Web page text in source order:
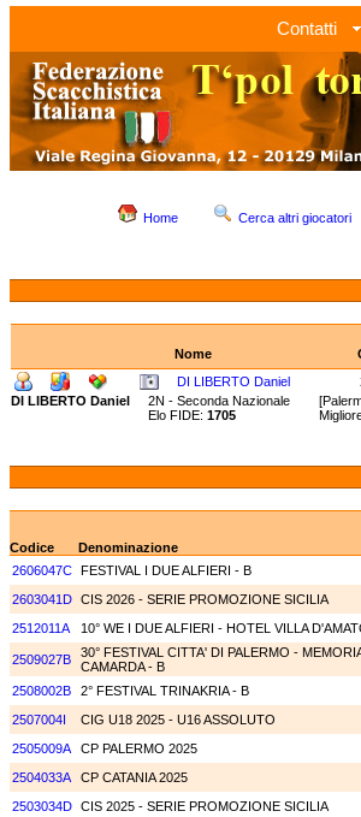
Contatti
Home Cerca altri giocatori
Nome
DI LIBERTO Daniel
DI LIBERTO Daniel
2N - Seconda Nazionale
Elo FIDE: 1705
Codice
Denominazione
2606047C FESTIVAL I DUE ALFIERI - B
2603041D CIS 2026 - SERIE PROMOZIONE SICILIA
2512011A
10° WE I DUE ALFIERI - HOTEL VILLA
2509027B
30° FESTIVAL CITTA' DI PALERMO -
CAMARDA - B
2508002B
2° FESTIVAL TRINAKRIA - B
2507004I
CIG U18 2025 - U16 ASSOLUTO
2505009A
CP PALERMO 2025
2504033A
CP CATANIA 2025
2503034D CIS 2025 - SERIE PROMOZIONE SICILIA